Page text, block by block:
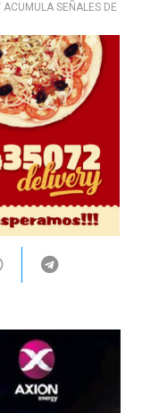
ACUMULA SEÑALES DE